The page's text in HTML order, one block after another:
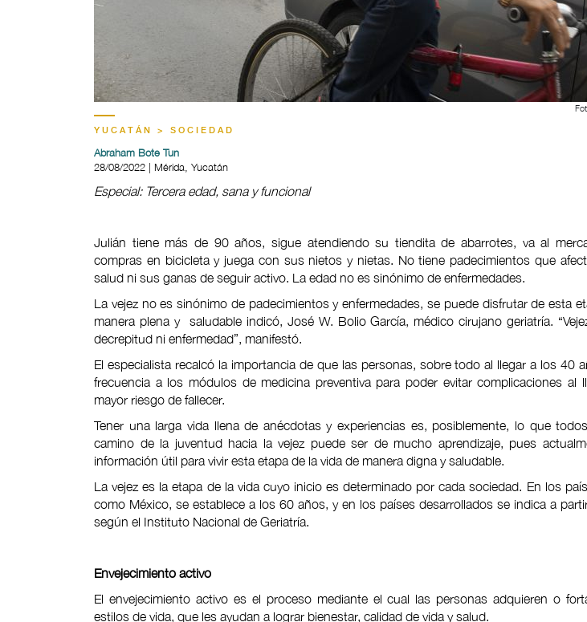
YUCATÁN > SOCIEDAD
Abraham Bote Tun
28/08/2022 | Mérida, Yucatán
Especial: Tercera edad, sana y funcional
Julián tiene más de 90 años, sigue atendiendo su tiendita de abarrotes, va al
compras en bicicleta y juega con sus nietos y nietas. No tiene padecimientos que
salud ni sus ganas de seguir activo. La edad no es sinónimo de enfermedades.
La vejez no es sinónimo de padecimientos y enfermedades, se puede disfrutar de esta
manera plena y saludable indicó, José W. Bolio García, médico cirujano geriatría.
decrepitud ni enfermedad”, manifestó.
El especialista recalcó la importancia de que las personas, sobre todo al llegar a los 40
frecuencia a los módulos de medicina preventiva para poder evitar complicaciones al
mayor riesgo de fallecer.
Tener una larga vida llena de anécdotas y experiencias es, posiblemente, lo que
camino de la juventud hacia la vejez puede ser de mucho aprendizaje, pues
información útil para vivir esta etapa de la vida de manera digna y saludable.
La vejez es la etapa de la vida cuyo inicio es determinado por cada sociedad. En los
como México, se establece a los 60 años, y en los países desarrollados se indica a
según el Instituto Nacional de Geriatría.
Envejecimiento activo
El envejecimiento activo es el proceso mediante el cual las personas adquieren o
estilos de vida, que les ayudan a lograr bienestar, calidad de vida y salud.